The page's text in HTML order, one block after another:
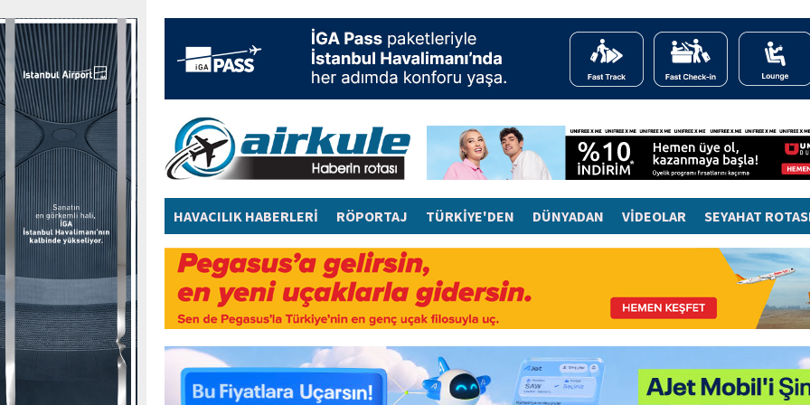
HAVACILIK HABERLERİ RÖPORTAJ TÜRKİYE'DEN DÜNYADAN VİDEOLAR SEYAHAT